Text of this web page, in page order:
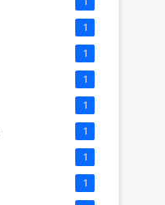
1
1
1
1
1
1
1